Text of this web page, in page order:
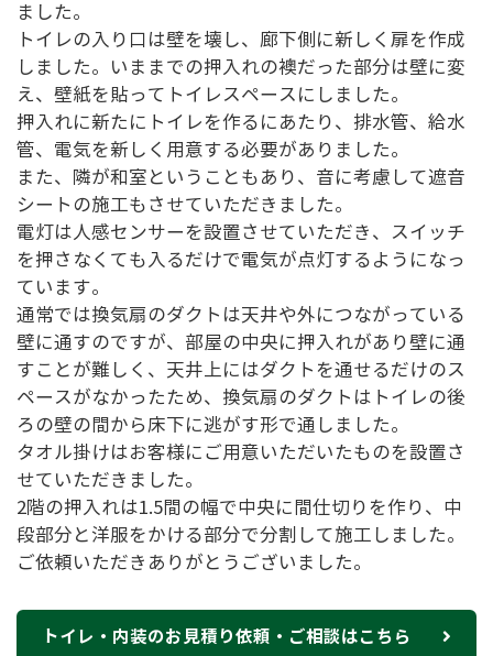
ました。
トイレの入り口は壁を壊し、廊下側に新しく扉を作成
しました。いままでの押入れの襖だった部分は壁に変
え、壁紙を貼ってトイレスペースにしました。
押入れに新たにトイレを作るにあたり、排水管、給水
管、電気を新しく用意する必要がありました。
また、隣が和室ということもあり、音に考慮して遮音
シートの施工もさせていただきました。
電灯は人感センサーを設置させていただき、スイッチ
を押さなくても入るだけで電気が点灯するようになっ
ています。
通常では換気扇のダクトは天井や外につながっている
壁に通すのですが、部屋の中央に押入れがあり壁に通
すことが難しく、天井上にはダクトを通せるだけのス
ペースがなかったため、換気扇のダクトはトイレの後
ろの壁の間から床下に逃がす形で通しました。
タオル掛けはお客様にご用意いただいたものを設置さ
せていただきました。
2階の押入れは1.5間の幅で中央に間仕切りを作り、中
段部分と洋服をかける部分で分割して施工しました。
ご依頼いただきありがとうございました。
トイレ・内装のお見積り依頼・ご相談はこちら